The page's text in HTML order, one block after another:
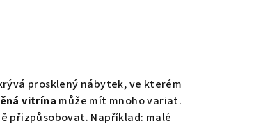
prosklený nábytek, ve kterém
vitrína může mít mnoho variat.
přizpůsobovat. Například: malé